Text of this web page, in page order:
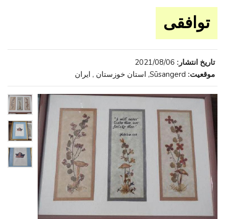
توافقی
تاریخ انتشار: 2021/08/06
موقعیت: Sūsangerd, استان خوزستان , ایران